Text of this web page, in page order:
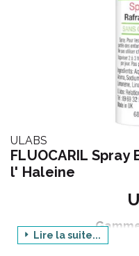
ULABS
FLUOCARIL
l' Haleine
Produit :
Lire la suite...